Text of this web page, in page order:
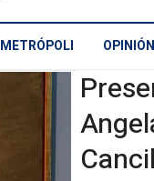
METRÓPOLI OPINIÓN